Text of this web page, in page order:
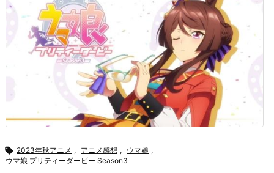
 2023年秋アニメ , アニメ感想 , ウマ娘 ,
ウマ娘 プリティーダービー Season3